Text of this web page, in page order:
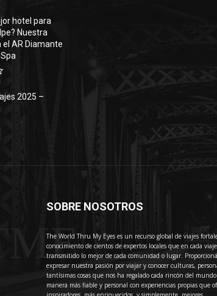
hotel para
Nuestra
AR Diamante
2025 –
SOBRE NOSOTROS
The World Thru My Eyes es un recurso global de viajes
conocimiento de cientos de expertos locales que en cada
transmitido lo mejor de cada comunidad o lugar.
expresar nuestra pasión por viajar y conocer culturas,
tantísimas cosas que nos ha regalado cada rincón del
manera más fiable y personal con experiencias propias que